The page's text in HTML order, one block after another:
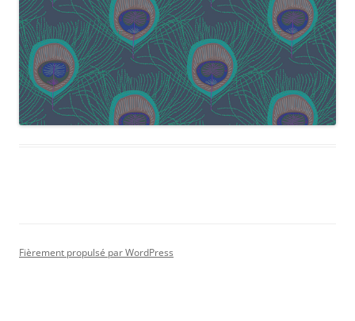
Fièrement propulsé par WordPress